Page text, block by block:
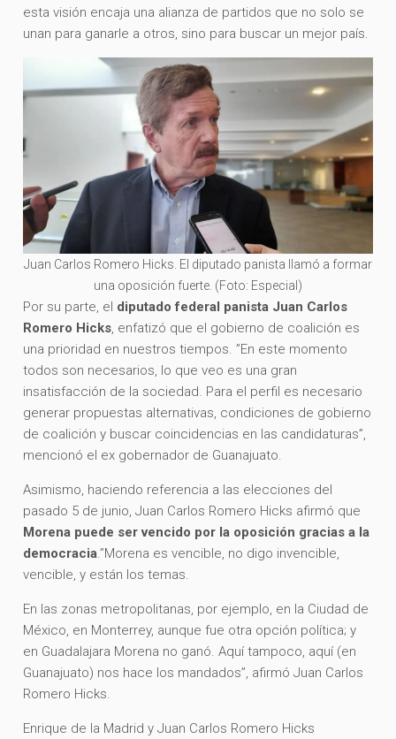
esta visión encaja una alianza de partidos que no solo se
unan para ganarle a otros, sino para buscar un mejor país.
Juan Carlos Romero Hicks. El diputado panista llamó a formar
una oposición fuerte. (Foto: Especial)
Por su parte, el diputado federal panista Juan Carlos
Romero Hicks, enfatizó que el gobierno de coalición es
una prioridad en nuestros tiempos. ”En este momento
todos son necesarios, lo que veo es una gran
insatisfacción de la sociedad. Para el perfil es necesario
generar propuestas alternativas, condiciones de gobierno
de coalición y buscar coincidencias en las candidaturas”,
mencionó el ex gobernador de Guanajuato.
Asimismo, haciendo referencia a las elecciones del
pasado 5 de junio, Juan Carlos Romero Hicks afirmó que
Morena puede ser vencido por la oposición gracias a la
democracia.”Morena es vencible, no digo invencible,
vencible, y están los temas.
En las zonas metropolitanas, por ejemplo, en la Ciudad de
México, en Monterrey, aunque fue otra opción política; y
en Guadalajara Morena no ganó. Aquí tampoco, aquí (en
Guanajuato) nos hace los mandados”, afirmó Juan Carlos
Romero Hicks.
Enrique de la Madrid y Juan Carlos Romero Hicks